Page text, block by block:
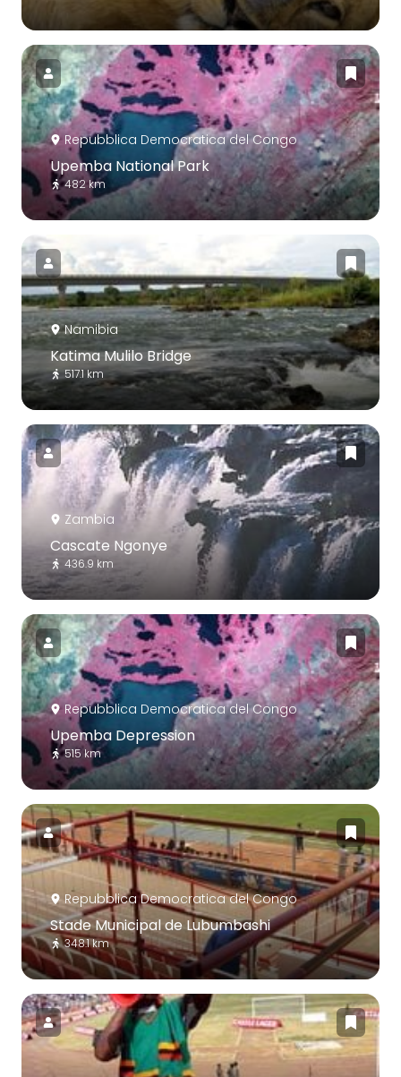
Repubblica Democratica del Congo
Upemba National Park
482 km
Namibia
Katima Mulilo Bridge
517.1 km
Zambia
Cascate Ngonye
436.9 km
Repubblica Democratica del Congo
Upemba Depression
515 km
Repubblica Democratica del Congo
Stade Municipal de Lubumbashi
348.1 km